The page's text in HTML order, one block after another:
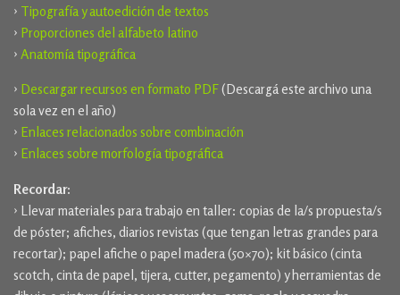
› Tipografía y autoedición de textos
› Proporciones del alfabeto latino
› Anatomía tipográfica
› Descargar recursos en formato PDF(Descargá este archivo una
sola vez en el año)
› Enlaces relacionados sobre combinación
› Enlaces sobre morfología tipográfica
Recordar:
› Llevar materiales para trabajo en taller: copias de la/s propuesta/s
de póster; afiches, diarios revistas (que tengan letras grandes para
recortar); papel afiche o papel madera (50×70); kit básico (cinta
scotch, cinta de papel, tijera, cutter, pegamento) y herramientas de